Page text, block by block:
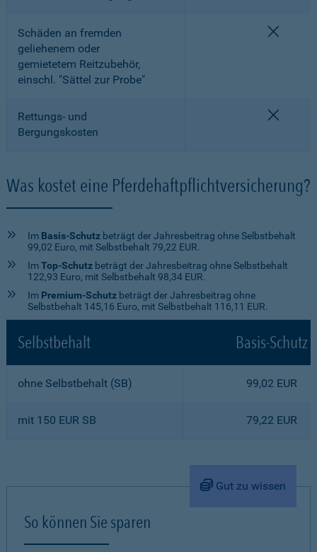
Schäden an fremden
geliehenem oder
gemietetem Reitzubehör,
einschl. "Sättel zur Probe"
Rettungs- und
Bergungskosten
Was kostet eine Pferdehaftpflichtversicherung?
Im Basis-Schutz beträgt der Jahresbeitrag ohne Selbstbehalt
99,02 Euro, mit Selbstbehalt 79,22 EUR.
ImTop-Schutz beträgt der Jahresbeitrag ohne Selbstbehalt
122,93 Euro, mit Selbstbehalt 98,34 EUR.
Im Premium-Schutz beträgt der Jahresbeitrag ohne
Selbstbehalt 145,16 Euro, mit Selbstbehalt 116,11 EUR.
Selbstbehalt Basis-Schutz
ohne Selbstbehalt (SB) 99,02 EUR
mit 150 EUR SB 79,22 EUR
Gut zu wissen
So können Sie sparen